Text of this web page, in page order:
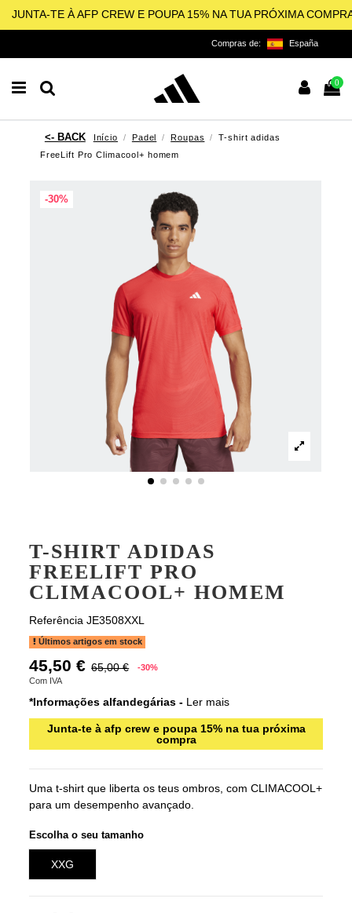
JUNTA-TE À AFP CREW E POUPA 15% NA TUA PRÓXIMA
Compras de: España
0
Início Padel Roupas
T-shirt adidas
FreeLift Pro Climacool+ homem
-30%
T-SHIRT ADIDAS
FREELIFT PRO
CLIMACOOL+ HOMEM
Referência JE3508XXL
Últimos artigos em stock
45,50 € 65,00 €
-30%
Com IVA
*Informações alfandegárias - Ler mais
Junta-te à afp crew e poupa 15% na tua próxima
compra
Uma t-shirt que liberta os teus ombros, com CLIMACOOL+
para um desempenho avançado.
Escolha o seu tamanho
XXG